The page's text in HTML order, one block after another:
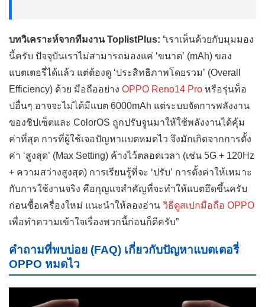
บทวิเคราะห์จากทีมงาน ToplistPlus: “เราเห็นด้วยกับมุมมอง
นี้ครับ ปัจจุบันเราไม่สามารถมองแค่ ‘ขนาด’ (mAh) ของ
แบตเตอรี่ได้แล้ว แต่ต้องดู ‘ประสิทธิภาพโดยรวม’ (Overall
Efficiency) ด้วย มือถืออย่าง OPPO Reno14 Pro หรือรุ่นท็อ
ปอื่นๆ อาจจะไม่ได้มีแบต 6000mAh แต่ระบบจัดการพลังงาน
ของชิปเซ็ตและ ColorOS ถูกปรับจูนมาให้ใช้พลังงานได้คุ้ม
ค่าที่สุด การที่ผู้ใช้เจอปัญหาแบตหมดไว จึงมักเกิดจากการตั้ง
ค่า ‘สูงสุด’ (Max Setting) ค้างไว้ตลอดเวลา (เช่น 5G + 120Hz
+ ความสว่างสูงสุด) การเรียนรู้ที่จะ ‘ปรับ’ การตั้งค่าให้เหมาะ
กับการใช้งานจริง คือกุญแจสำคัญที่จะทำให้แบตอึดขึ้นครับ
ก่อนซื้อเครื่องใหม่ แนะนำให้ลองอ่าน วิธีดูสเปกมือถือ OPPO
เพื่อทำความเข้าใจเรื่องพวกนี้ก่อนก็ดีครับ”
คำถามที่พบบ่อย (FAQ) เกี่ยวกับปัญหาแบตเตอรี่
OPPO หมดไว